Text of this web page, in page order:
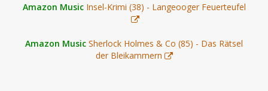
Amazon Music Insel-Krimi (38) - Langeooger Feuerteufel
Amazon Music Sherlock Holmes & Co (85) - Das Rätsel
der Bleikammern